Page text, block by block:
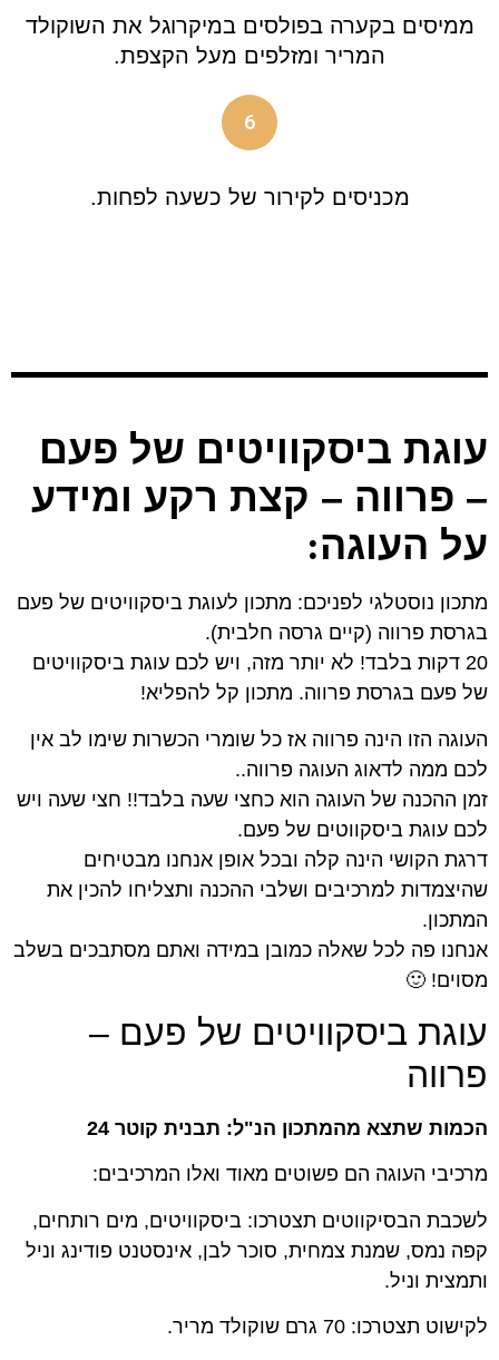
ממיסים בקערה בפולסים במיקרוגל את השוקולד
המריר ומזלפים מעל הקצפת.
6
מכניסים לקירור של כשעה לפחות.
עוגת ביסקוויטים של פעם
– פרווה – קצת רקע ומידע
על העוגה:
מתכון נוסטלגי לפניכם: מתכון לעוגת ביסקוויטים של פעם
בגרסת פרווה (קיים גרסה חלבית).
20 דקות בלבד! לא יותר מזה, ויש לכם עוגת ביסקוויטים
של פעם בגרסת פרווה. מתכון קל להפליא!
העוגה הזו הינה פרווה אז כל שומרי הכשרות שימו לב אין
לכם ממה לדאוג העוגה פרווה..
זמן ההכנה של העוגה הוא כחצי שעה בלבד!! חצי שעה ויש
לכם עוגת ביסקווטים של פעם.
דרגת הקושי הינה קלה ובכל אופן אנחנו מבטיחים
שהיצמדות למרכיבים ושלבי ההכנה ותצליחו להכין את
המתכון.
אנחנו פה לכל שאלה כמובן במידה ואתם מסתבכים בשלב
מסוים! 🙂
עוגת ביסקוויטים של פעם –
פרווה
הכמות שתצא מהמתכון הנ"ל: תבנית קוטר 24
מרכיבי העוגה הם פשוטים מאוד ואלו המרכיבים:
לשכבת הבסיקווטים תצטרכו: ביסקוויטים, מים רותחים,
קפה נמס, שמנת צמחית, סוכר לבן, אינסטנט פודינג וניל
ותמצית וניל.
לקישוט תצטרכו: 70 גרם שוקולד מריר.